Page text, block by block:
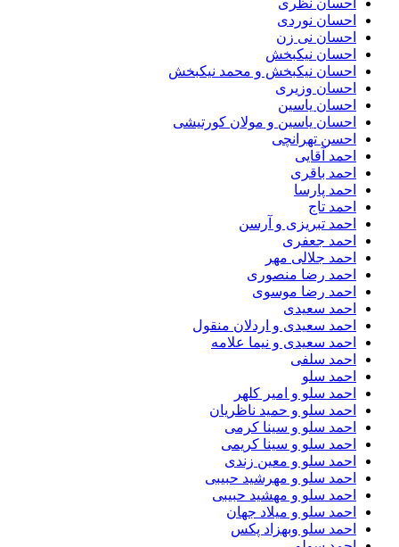
احسان نظری
احسان نوردی
احسان نی زن
احسان نیکبخش
احسان نیکبخش و محمد نیکبخش
احسان وزیری
احسان یاسین
احسان یاسین و مولان کورتیشی
احسن تهرانچی
احمد آقایی
احمد باقری
احمد پارسا
احمد تاج
احمد تبریزی و آرسن
احمد جعفری
احمد جلالی مهر
احمد رضا منصوری
احمد رضا موسوی
احمد سعیدی
احمد سعیدی و اردلان منقول
احمد سعیدی و نیما علامه
احمد سلفی
احمد سلو
احمد سلو و امیر کلهر
احمد سلو و حمید ناظریان
احمد سلو و سینا کرمی
احمد سلو و سینا کریمی
احمد سلو و معین زندی
احمد سلو و مهرشید حبیبی
احمد سلو و مهشید حبیبی
احمد سلو و میلاد جهان
احمد سلو وبهزاد پکس